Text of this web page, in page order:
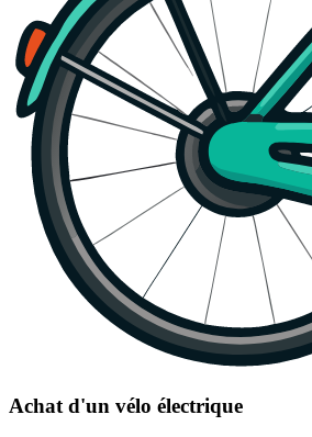
Achat d'un vélo électrique